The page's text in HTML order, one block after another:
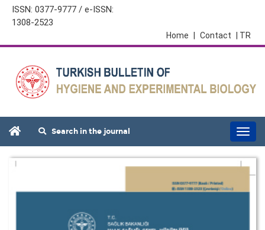
ISSN: 0377-9777 / e-ISSN:
1308-2523
| TR
Contact
Home
Search in the journal